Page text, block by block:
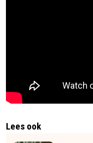
Lees ook